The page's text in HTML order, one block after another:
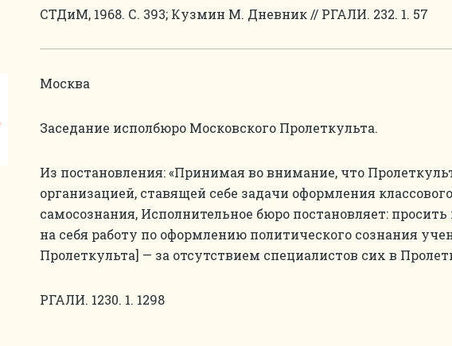
СТДиМ, 1968. С. 393; Кузмин М. Дневник // РГАЛИ. 232. 1. 57
Москва
Заседание исполбюро Московского Пролеткульта.
Из постановления: «Принимая во внимание, что
организацией, ставящей себе задачи оформления
самосознания, Исполнительное бюро постановляет:
на себя работу по оформлению политического сознания
Пролеткульта] — за отсутствием специалистов сих в
РГАЛИ. 1230. 1. 1298